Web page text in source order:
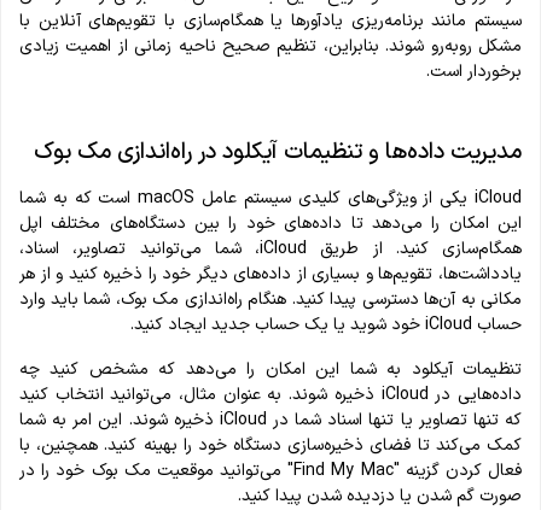
سیستم مانند برنامه‌ریزی یادآورها یا همگام‌سازی با تقویم‌های آنلاین با
مشکل روبه‌رو شوند. بنابراین، تنظیم صحیح ناحیه زمانی از اهمیت زیادی
برخوردار است.
مدیریت داده‌ها و تنظیمات آیکلود در راه‌اندازی مک بوک
iCloud یکی از ویژگی‌های کلیدی سیستم‌ عامل macOS است که به شما
این امکان را می‌دهد تا داده‌های خود را بین دستگاه‌های مختلف اپل
همگام‌سازی کنید. از طریق iCloud، شما می‌توانید تصاویر، اسناد،
یادداشت‌ها، تقویم‌ها و بسیاری از داده‌های دیگر خود را ذخیره کنید و از هر
مکانی به آن‌ها دسترسی پیدا کنید. هنگام راه‌اندازی مک بوک، شما باید وارد
حساب iCloud خود شوید یا یک حساب جدید ایجاد کنید.
تنظیمات آیکلود به شما این امکان را می‌دهد که مشخص کنید چه
داده‌هایی در iCloud ذخیره شوند. به عنوان مثال، می‌توانید انتخاب کنید
که تنها تصاویر یا تنها اسناد شما در iCloud ذخیره شوند. این امر به شما
کمک می‌کند تا فضای ذخیره‌سازی دستگاه خود را بهینه کنید. همچنین، با
فعال کردن گزینه "Find My Mac" می‌توانید موقعیت مک بوک خود را در
صورت گم شدن یا دزدیده شدن پیدا کنید.